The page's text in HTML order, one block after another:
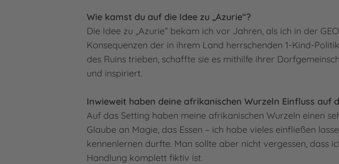
Wie kamst du auf die Idee zu „Azurie“?
Die Idee zu „Azurie“ bekam ich vor Jahren, als ich in der
Konsequenzen der in ihrem Land herrschenden 1-Kind-
des Ruins trieben, schaffte sie es mithilfe ihrer
und inspiriert.
Inwieweit haben deine afrikanischen Wurzeln Einfluss auf
Auf das Setting haben meine afrikanischen Wurzeln einen
Glaube an Magie, das Essen – ich habe vieles einfließen
kennenlernen durfte. Man sollte aber nicht vergessen, dass
Handlung komplett fiktiv ist.